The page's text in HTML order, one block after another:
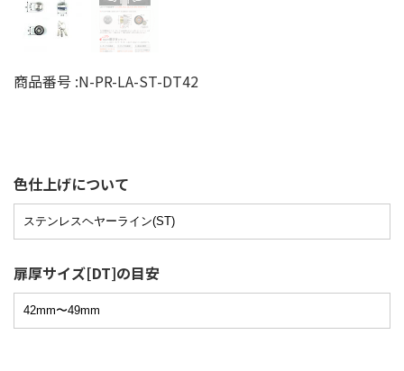
商品番号 :N-PR-LA-ST-DT42
色仕上げについて
扉厚サイズ[DT]の目安